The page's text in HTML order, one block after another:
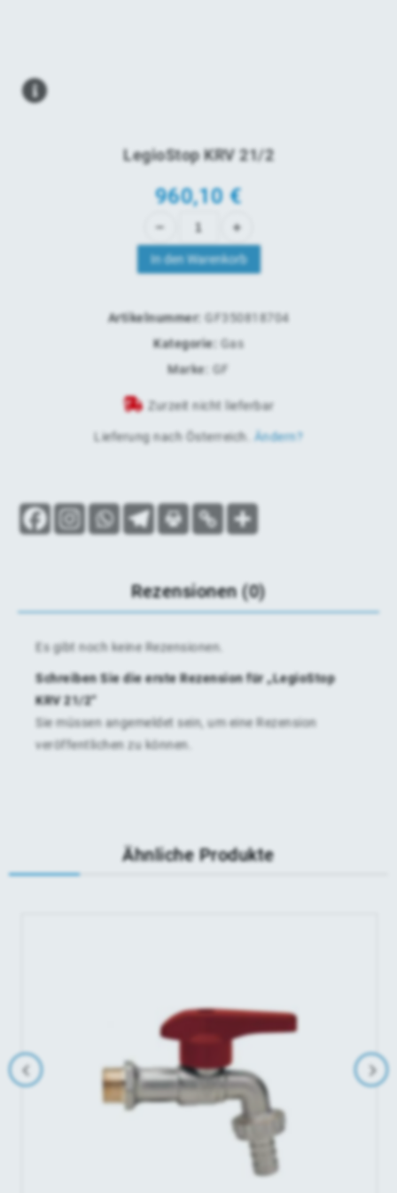
LegioStop KRV 21/2
960,10€
In den Warenkorb
Artikelnummer:
GF350818704
Kategorie:
Gas
Marke:
GF
Zurzeit nicht lieferbar
Lieferung nach Österreich Ändern?
Rezensionen (0)
Es gibt noch keine Rezensionen.
Schreiben Sie die erste Rezension für „LegioStop
KRV 21/2“
Sie müssen angemeldet sein, um eine Rezension
veröffentlichen zu können.
Ähnliche Produkte